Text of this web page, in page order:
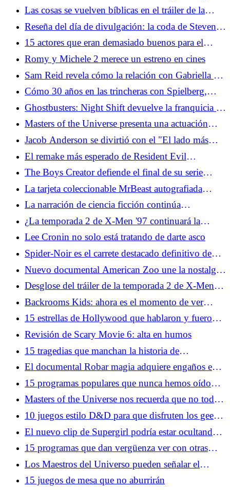
Las cosas se vuelven bíblicas en el tráiler de la
temporada 5 de The Bear
Reseña del día de divulgación: la coda de Steven
Spielberg para una vida de películas de
extraterrestres
15 actores que eran demasiado buenos para el
guión que les dieron
Romy y Michele 2 merece un estreno en cines
Sam Reid revela cómo la relación con Gabriella es
clave para El vampiro Lestat
Cómo 30 años en las trincheras con Spielberg,
Aliens, Indy y Dinosaurs llevaron al Día de la
Divulgación
Ghostbusters: Night Shift devuelve la franquicia a
la animación, su hogar natural
Masters of the Universe presenta una actuación
realmente genial de Jared Leto
Jacob Anderson se divirtió con el "El lado más
malvado” de Louis en El vampiro Lestat
El remake más esperado de Resident Evil
finalmente está sucediendo
The Boys Creator defiende el final de su serie
divisiva
La tarjeta coleccionable MrBeast autografiada
destaca el último conjunto de Topps
La narración de ciencia ficción continúa
evolucionando sin IA
¿La temporada 2 de X-Men '97 continuará la
historia de amor queer oculta a plena vista?
Lee Cronin no solo está tratando de darte asco
Spider-Noir es el carrete destacado definitivo de
Nicolas Cage
Nuevo documental American Zoo une la nostalgia
y lo increíble
Desglose del tráiler de la temporada 2 de X-Men
'97: Apocalipsis, nuevos disfraces y más
Backrooms Kids: ahora es el momento de ver
Twin Peaks
15 estrellas de Hollywood que hablaron y fueron
silenciadas
Revisión de Scary Movie 6: alta en humos
15 tragedias que manchan la historia de
Hollywood
El documental Robar magia adquiere engaños en
el mundo de las ilusiones
15 programas populares que nunca hemos oído
mencionar a nadie
Masters of the Universe nos recuerda que no todas
las tonterías tienen que ser una broma
10 juegos estilo D&D para que disfruten los geeks
modernos
El nuevo clip de Supergirl podría estar ocultando
una conexión con el hombre del mañana
15 programas que dan vergüenza ver con otras
personas en la sala
Los Maestros del Universo pueden señalar el
camino para Thor 5
15 juegos de mesa que no aburrirán